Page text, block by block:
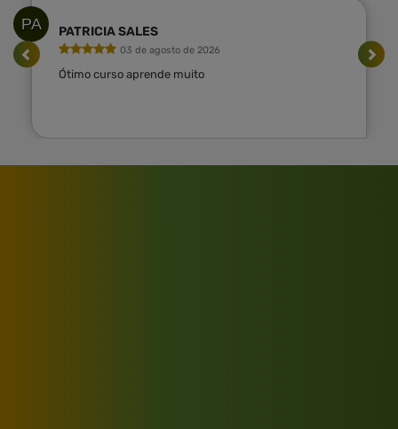
PA PATRICIA SALES
03 de agosto de 2026
Ótimo curso aprende muito